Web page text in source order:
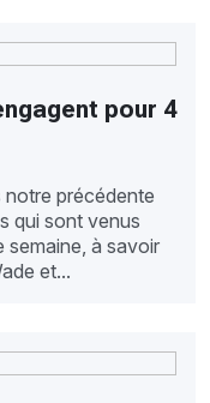
pour 4
notre précédente
qui sont venus
semaine, à savoir
et...